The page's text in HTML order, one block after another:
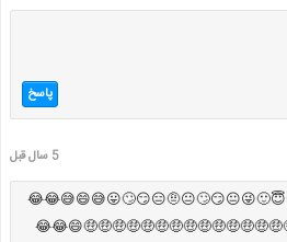
پاسخ
5 سال قبل